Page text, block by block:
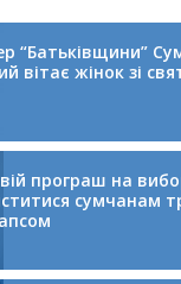
“Батьківщини”
вітає жінок зі
програш на
сумчанам